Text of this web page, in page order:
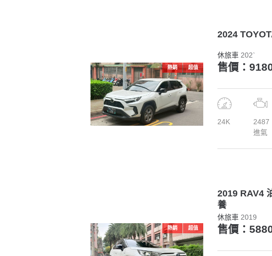
熱銷 超值
2024
休旅車 202ˋ
售價：
24K
2487
進氣
熱銷 超值
2019 RAV4
養
休旅車 2019
售價：